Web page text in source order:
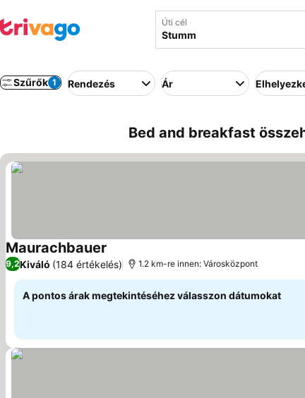
Úti cél
Szűrők 1 Rendezés Ár
Bed and breakfast
Maurachbauer
9,2Kiváló (184 értékelés) 1.2 km-re innen: Városközpont
A pontos árak megtekintéséhez válasszon dátumokat